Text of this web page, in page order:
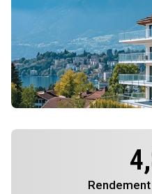
Rendement